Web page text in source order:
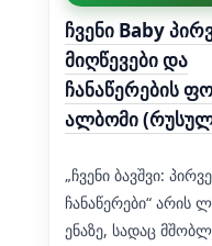
ჩვენი Baby
მიღწევები და
ჩანაწერების
ალბომი
„ჩვენი ბავშვი:
ჩანაწერები“
ენაზე, სადაც